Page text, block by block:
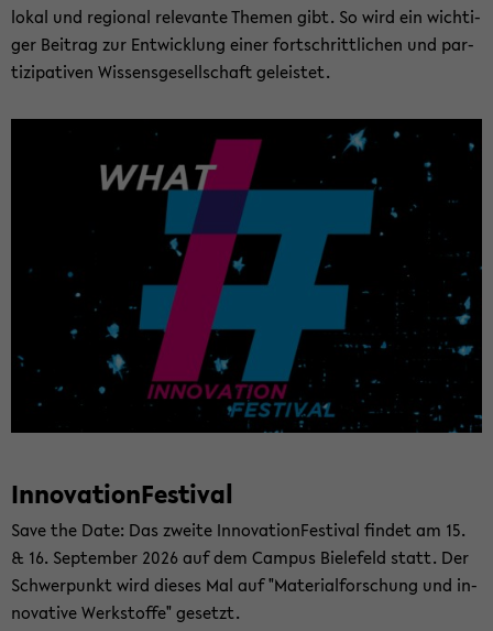
lokal und re­gio­nal re­le­van­te The­men gibt. So wird ein wich­ti­
ger Bei­trag zur Ent­wick­lung einer fort­schritt­li­chen und par­
ti­zi­pa­ti­ven Wis­sens­ge­sell­schaft ge­leis­tet.
In­no­va­ti­on­Fes­ti­val
Save the Date: Das zwei­te In­no­va­ti­on­Fes­ti­val fin­det am 15.
& 16. Sep­tem­ber 2026 auf dem Cam­pus Bie­le­feld statt. Der
Schwer­punkt wird die­ses Mal auf "Ma­te­ri­al­for­schung und in­
no­va­ti­ve Werk­stof­fe" ge­setzt.